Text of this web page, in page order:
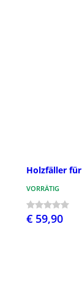
Holzfäller
VORRÄTIG
€ 59,90